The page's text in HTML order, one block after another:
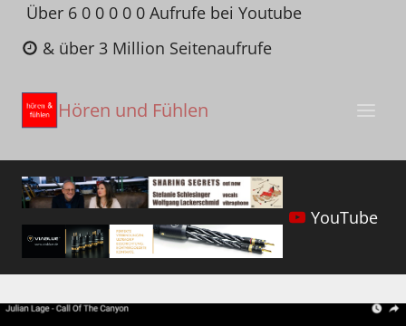
Zum
Inhalt
springen
Über 6 0 0 0 0 0 Aufrufe bei Youtube
& über 3 Million Seitenaufrufe
Hören und Fühlen
YouTube